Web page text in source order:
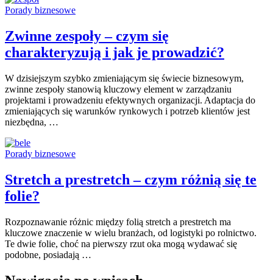
Porady biznesowe
Zwinne zespoły – czym się
charakteryzują i jak je prowadzić?
W dzisiejszym szybko zmieniającym się świecie biznesowym,
zwinne zespoły stanowią kluczowy element w zarządzaniu
projektami i prowadzeniu efektywnych organizacji. Adaptacja do
zmieniających się warunków rynkowych i potrzeb klientów jest
niezbędna, …
Porady biznesowe
Stretch a prestretch – czym różnią się te
folie?
Rozpoznawanie różnic między folią stretch a prestretch ma
kluczowe znaczenie w wielu branżach, od logistyki po rolnictwo.
Te dwie folie, choć na pierwszy rzut oka mogą wydawać się
podobne, posiadają …